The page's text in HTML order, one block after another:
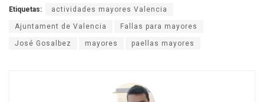
Etiquetas: actividades mayores Valencia
Ajuntament de Valencia Fallas para mayores
José Gosalbez mayores paellas mayores